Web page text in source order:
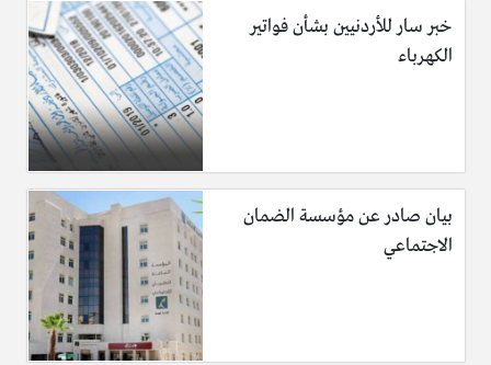
خبر سار للأردنيين بشأن فواتير
الكهرباء
بيان صادر عن مؤسسة الضمان
الاجتماعي